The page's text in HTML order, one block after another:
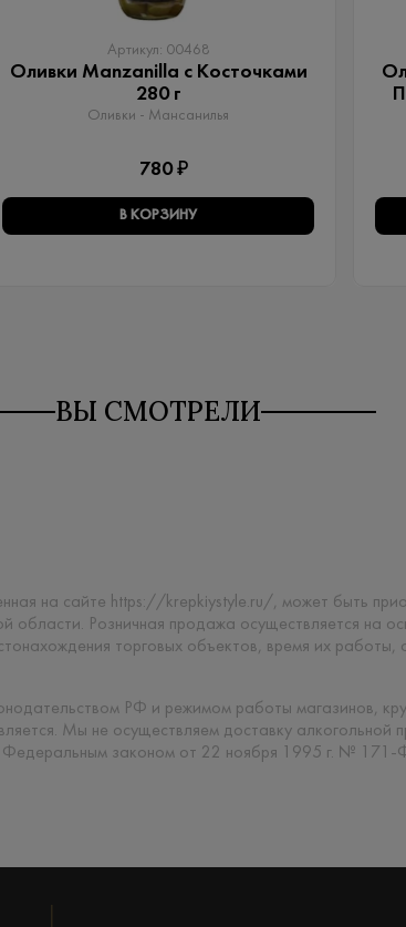
Артикул: 00468
Оливки Manzanilla с Косточками
280 г
Оливки - Мансанилья
780 ₽
В КОРЗИНУ
ВЫ СМОТРЕЛИ
на сайте https://krepkiystyle.ru/, может быть
области. Розничная продажа осуществляется на
торговых объектов, время их
РФ и режимом работы магазинов,
Мы не осуществляем доставку
Федеральным законом от 22 ноября 1995 г. №